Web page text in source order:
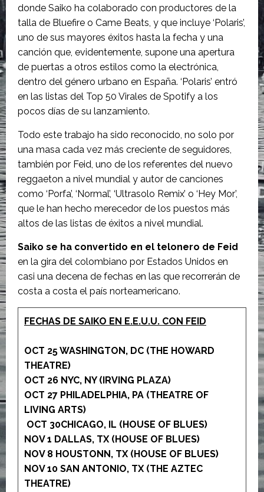
donde Saiko ha colaborado con productores de la
talla de Bluefire o Came Beats, y que incluye ‘Polaris’,
uno de sus mayores éxitos hasta la fecha y una
canción que, evidentemente, supone una apertura
de puertas a otros estilos como la electrónica,
dentro del género urbano en España. ‘Polaris’ entró
en las listas del Top 50 Virales de Spotify a los
pocos días de su lanzamiento.
Todo este trabajo ha sido reconocido, no solo por
una masa cada vez más creciente de seguidores,
también por Feid, uno de los referentes del nuevo
reggaeton a nivel mundial y autor de canciones
como ‘Porfa’, ‘Normal’, ‘Ultrasolo Remix’ o ‘Hey Mor’,
que le han hecho merecedor de los puestos más
altos de las listas de éxitos a nivel mundial.
Saiko se ha convertido en el telonero de Feid
en la gira del colombiano por Estados Unidos en
casi una decena de fechas en las que recorrerán de
costa a costa el país norteamericano.
FECHAS DE SAIKO EN E.E.U.U. CON FEID
OCT 25 WASHINGTON, DC (THE HOWARD
THEATRE)
OCT 26 NYC, NY (IRVING PLAZA)
OCT 27 PHILADELPHIA, PA (THEATRE OF
LIVING ARTS)
OCT 30CHICAGO, IL (HOUSE OF BLUES)
NOV 1 DALLAS, TX (HOUSE OF BLUES)
NOV 8 HOUSTONN, TX (HOUSE OF BLUES)
NOV 10 SAN ANTONIO, TX (THE AZTEC
THEATRE)